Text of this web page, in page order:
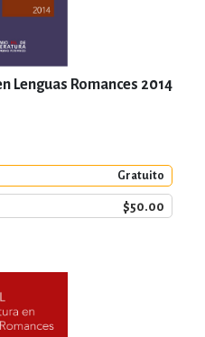
Lenguas Romances 2014
Gratuito
$50.00